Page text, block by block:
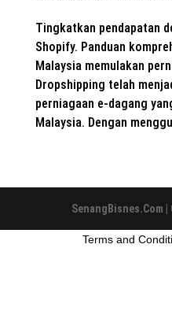
Tingkatkan pendapatan
Shopify. Panduan
Malaysia memulakan
Dropshipping telah
perniagaan e-dagang
Malaysia. Dengan
SenangBisnes.Com
Terms and